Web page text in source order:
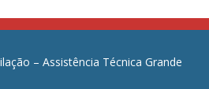
– Assistência Técnica Grande